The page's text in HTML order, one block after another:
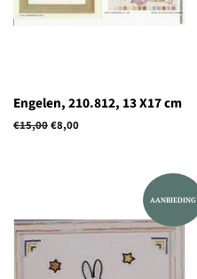
Engelen, 210.812, 13 X17 cm
Normale
€15,00Aanbiedingsprijs
€8,00
AANBIEDING